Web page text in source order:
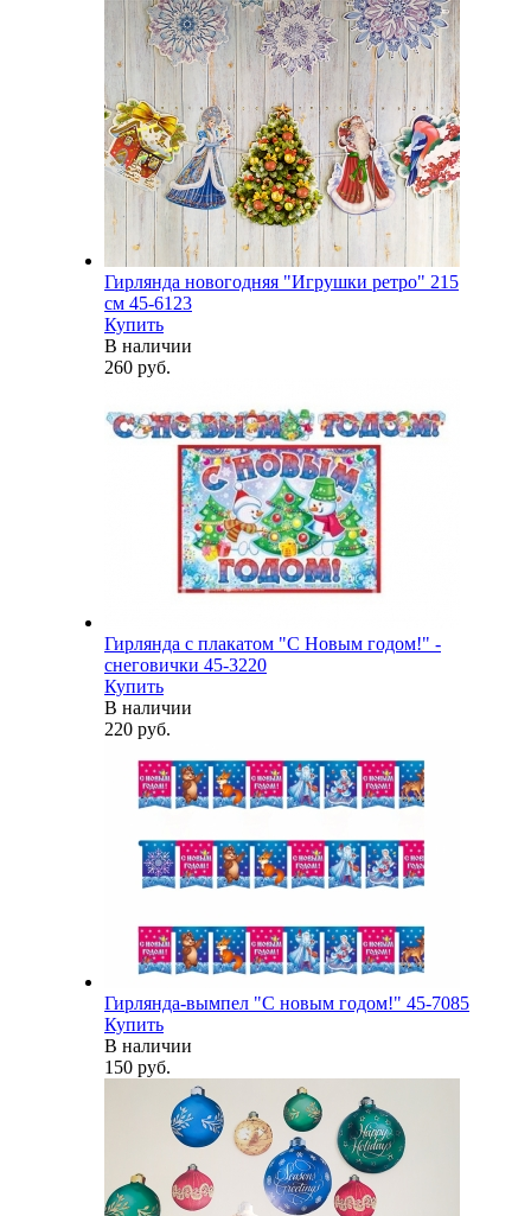
Гирлянда новогодняя "Игрушки ретро" 215
см 45-6123
Купить
В наличии
260 руб.
Гирлянда с плакатом "С Новым годом!" -
снеговички 45-3220
Купить
В наличии
220 руб.
Гирлянда-вымпел "С новым годом!" 45-7085
Купить
В наличии
150 руб.